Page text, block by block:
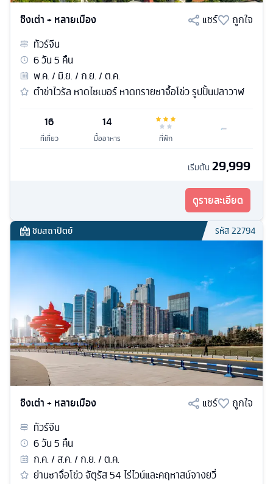
ชิงเต่า + หลายเมือง แชร์
ถูกใจ
ทัวร์จีน
6วัน5 คืน
พ.ค. / มิ.ย. / ก.ย. / ต.ค.
ต๋าข่าไวรัล หาดไซเบอร์ หาดทรายซาจื้อโข่ว รูปปั้นปลาวาฬ
16
ที่เที่ยว
14
มื้ออาหาร ที่พัก
เริ่มต้น 29,999
ดูรายละเอียด
ชมสถาปัตย์ รหัส22794
ชิงเต่า + หลายเมือง แชร์
ถูกใจ
ทัวร์จีน
6วัน5 คืน
ก.ค. / ส.ค. / ก.ย. / ต.ค.
ย่านซาจื่อโข่ว จัตุรัส 54 ไร่ไวน์และคฤหาสน์จางยวี่